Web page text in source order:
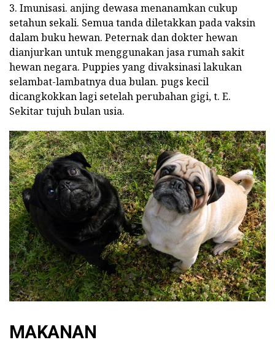
3. Imunisasi. anjing dewasa menanamkan cukup
setahun sekali. Semua tanda diletakkan pada vaksin
dalam buku hewan. Peternak dan dokter hewan
dianjurkan untuk menggunakan jasa rumah sakit
hewan negara. Puppies yang divaksinasi lakukan
selambat-lambatnya dua bulan. pugs kecil
dicangkokkan lagi setelah perubahan gigi, t. E.
Sekitar tujuh bulan usia.
MAKANAN